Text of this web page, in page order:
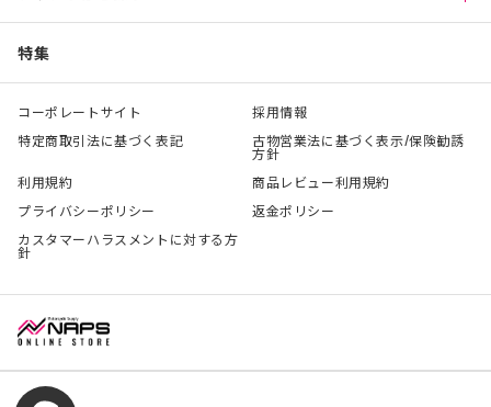
特集
コーポレートサイト
採用情報
特定商取引法に基づく表記
古物営業法に基づく表示/保険勧誘
方針
利用規約
商品レビュー利用規約
プライバシーポリシー
返金ポリシー
カスタマーハラスメントに対する方
針